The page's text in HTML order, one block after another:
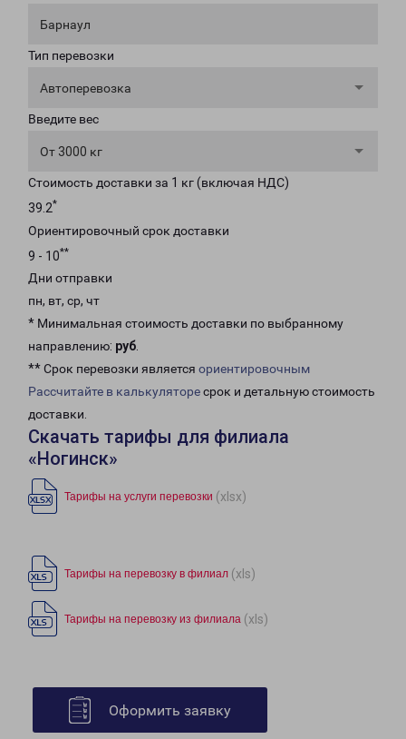
Барнаул
Тип перевозки
Автоперевозка
Введите вес
От 3000 кг
Стоимость доставки за 1 кг (включая НДС)
39.2*
Ориентировочный срок доставки
9 - 10**
Дни отправки
пн, вт, ср, чт
* Минимальная стоимость доставки по выбранному
направлению: руб.
** Срок перевозки является ориентировочным
Рассчитайте в калькуляторесрок и детальную стоимость
доставки.
Скачать тарифы для филиала
«Ногинск»
Тарифы на услуги перевозки (xlsx)
Тарифы на перевозку в филиал (xls)
Тарифы на перевозку из филиала (xls)
Оформить заявку